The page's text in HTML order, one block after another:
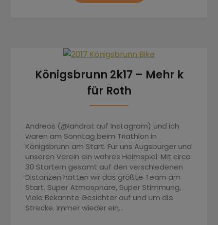
Königsbrunn 2k17 – Mehr k
für Roth
Andreas (@landrat auf Instagram) und ich
waren am Sonntag beim Triathlon in
Königsbrunn am Start. Für uns Augsburger und
unseren Verein ein wahres Heimspiel. Mit circa
30 Startern gesamt auf den verschiedenen
Distanzen hatten wir das größte Team am
Start. Super Atmosphäre, Super Stimmung,
Viele Bekannte Gesichter auf und um die
Strecke. Immer wieder ein…